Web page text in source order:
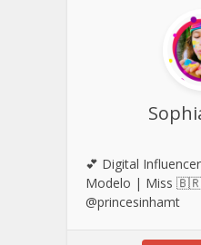
💕 Digital
Modelo | Miss 🇧🇷
@princesinhamt